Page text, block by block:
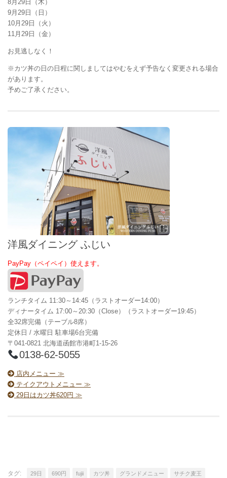
8月29日（木）
9月29日（日）
10月29日（火）
11月29日（金）
お見逃しなく！
※カツ丼の日の日程に関しましてはやむをえず予告なく変更される場合
があります。
予めご了承ください。
洋風ダイニング ふじい
PayPay（ペイペイ）使えます。
ランチタイム 11:30～14:45（ラストオーダー14:00）
ディナータイム 17:00～20:30（Close）（ラストオーダー19:45）
全32席完備（テーブル8席）
定休日 / 水曜日 駐車場6台完備
〒041-0821 北海道函館市港町1-15-26
0138-62-5055
店内メニュー ≫
テイクアウトメニュー ≫
29日はカツ丼620円 ≫
タグ: 29日 690円 fujii カツ丼 グランドメニュー サチク麦王